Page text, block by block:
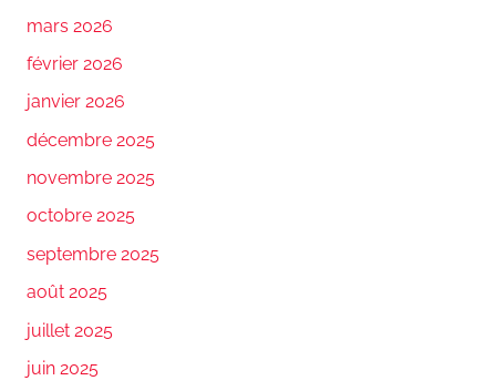
mars 2026
février 2026
janvier 2026
décembre 2025
novembre 2025
octobre 2025
septembre 2025
août 2025
juillet 2025
juin 2025